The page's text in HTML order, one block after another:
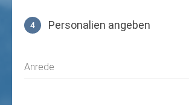
4 Personalien angeben
Anrede